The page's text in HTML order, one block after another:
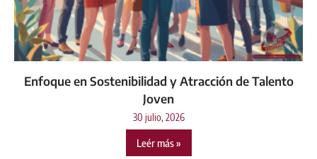
Enfoque en Sostenibilidad y Atracción de Talento
Joven
30 julio, 2026
Leér más »